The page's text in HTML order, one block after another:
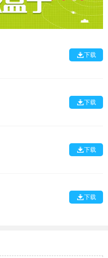
下载
下载
下载
下载